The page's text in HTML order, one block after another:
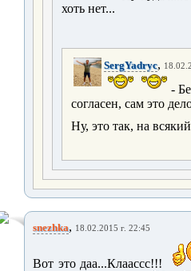
хоть нет...
SergYadryc,
-
согласен, сам это
Ну, это так, на
snezhka, 18.02.2015 г. 22:45
Вот это даа...Клаассс!!!